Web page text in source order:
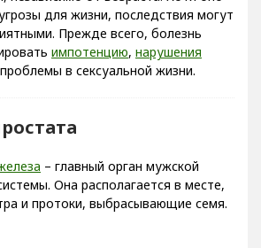
для жизни, последствия могут
Прежде всего, болезнь
импотенцию, нарушения
в сексуальной жизни.
– главный орган мужской
Она располагается в месте,
и протоки, выбрасывающие семя.